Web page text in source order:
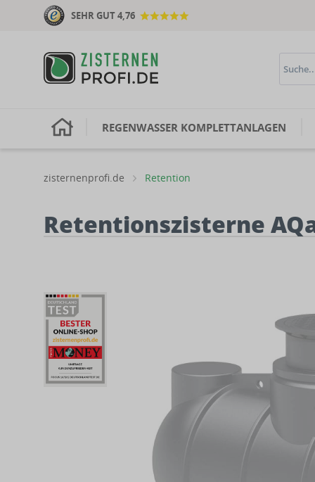
SEHR GUT 4,76
H REGENWASSER KOMPLETTANLAGEN
zisternenprofi.de Retention
Retentionszisterne